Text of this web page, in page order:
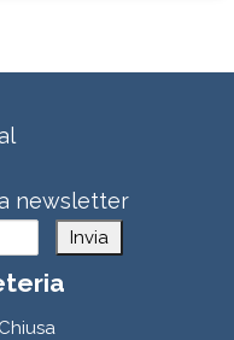
newsletter
Invia
Chiusa